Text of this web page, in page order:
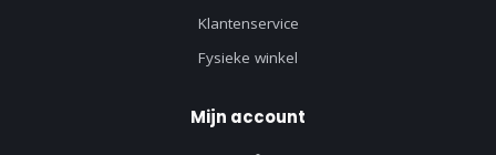
Klantenservice
Fysieke winkel
Mijn account